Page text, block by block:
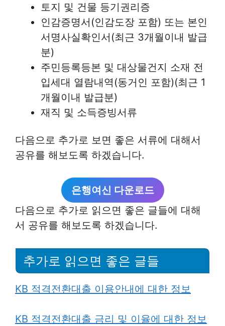
토지 및 건물 등기권리증
인감증명서(인감도장 포함) 또는 본인
서명사실확인서(최근 3개월이내 발급
분)
주민등록등본 및 대상물건지 소재 전
입세대 열람내역(동거인 포함)(최근 1
개월이내 발급분)
재직 및 소득증빙서류
다음으로 추가로 보면 좋은 서류에 대해서
공유를 해보도록 하겠습니다.
은행여신 다운로드
다음으로 추가로 읽으면 좋은 글들에 대해
서 공유를 해보도록 하겠습니다.
추가로 읽으면 좋은 글들
KB 적격전환대출 이용안내에 대한 정보
KB 적격전환대출 금리 및 이율에 대한 정보